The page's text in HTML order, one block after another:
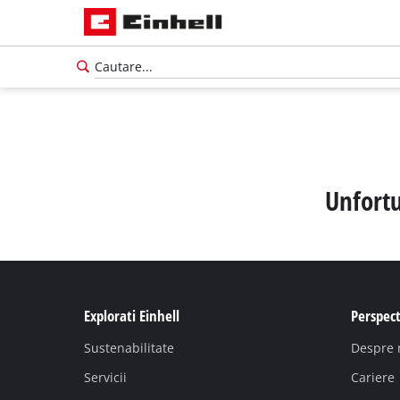
Explorati Einhell
Sustenabilitate
Servicii
Despre
Cariere